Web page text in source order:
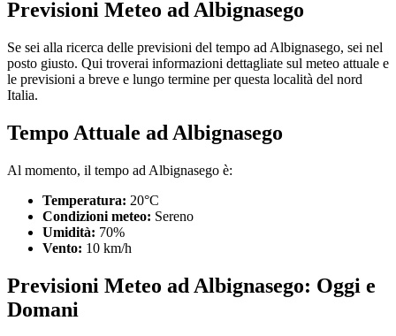
Previsioni Meteo ad Albignasego
Se sei alla ricerca delle previsioni del tempo ad Albignasego, sei nel
posto giusto. Qui troverai informazioni dettagliate sul meteo attuale e
le previsioni a breve e lungo termine per questa località del nord
Italia.
Tempo Attuale ad Albignasego
Al momento, il tempo ad Albignasego è:
Temperatura: 20°C
Condizioni meteo: Sereno
Umidità: 70%
Vento: 10 km/h
Previsioni Meteo ad Albignasego: Oggi e
Domani